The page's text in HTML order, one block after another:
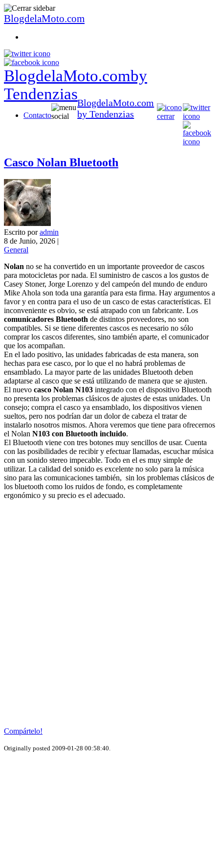
BlogdelaMoto.com
BlogdelaMoto.comby
Tendenzias
Contacto
BlogdelaMoto.com
by Tendenzias
Casco Nolan Bluetooth
Escrito poradmin
8 de Junio, 2026 |
General
Nolan no se ha convertido en un importante proveedor de cascos
para motocicletas por nada. El suministro de cascos a los gustos de
Casey Stoner, Jorge Lorenzo y del campeón del mundo de enduro
Mike Ahola son toda una garantía para esta firma. Hay argumentos a
favor y en contra para el uso de un casco de estas características. El
inconveniente es obvio, se está atrapado con un fabricante. Los
comunicadores Bluetooth de distintos proveedores, no son
compatibles. Si se tiene diferentes cascos es necesario no sólo
comprar los cascos diferentes, sino también aparte, el comunicador
que los acompañan.
En el lado positivo, las unidades fabricadas de esta manera, son
hechas para ese casco, por lo que el no habrá problemas de
ensamblado. La mayor parte de las unidades Bluetooth deben
adaptarse al casco que se está utilizando de manera que se ajusten.
El nuevo casco Nolan N103 integrado con el dispositivo Bluetooth
no presenta los problemas clásicos de ajustes de estas unidades. Un
consejo; compra el casco ya ensamblado, los dispositivos vienen
sueltos, pero nos podrían dar un dolor de cabeza el tratar de
instalarlo nosotros mismos. Ahora veremos que tiene para ofrecernos
el Nolan N103 con Bluetooth incluido.
El Bluetooth viene con tres botones muy sencillos de usar. Cuenta
con las posibilidades de recibir y efectuar llamadas, escuchar música
con un sonido stereo impecable. Todo en el es muy simple de
utilizar. La calidad del sonido es excelente no solo para la música
sino para las comunicaciones también, sin los problemas clásicos de
los bluetooth como los ruidos de fondo, es completamente
ergonómico y su precio es el adecuado.
Compártelo!
Originally posted 2009-01-28 00:58:40.